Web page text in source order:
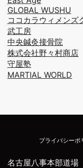
GLOBAL WUSHU
ココカラウィメンズ
武工房
中央鍼灸接骨院
株式会社野々村商店
守屋塾
MARTIAL WORLD
プライバシーポ
名古屋八事本部道場